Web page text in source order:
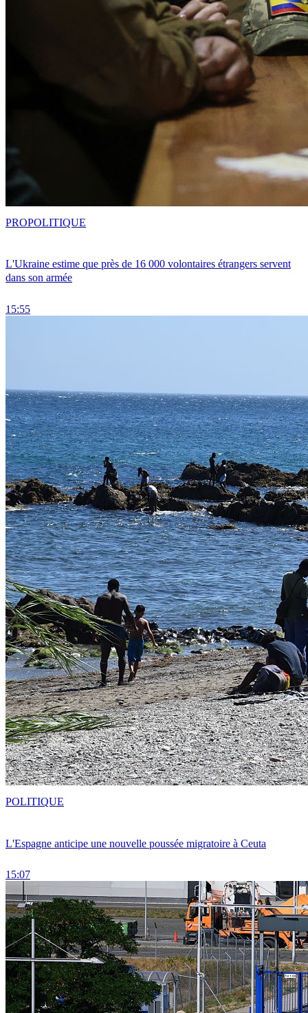
L'Ukraine estime que près de 16 000 volontaires étrangers servent
dans son armée
15:55
PROPOLITIQUE
L'Espagne anticipe une nouvelle poussée migratoire à Ceuta
15:07
POLITIQUE